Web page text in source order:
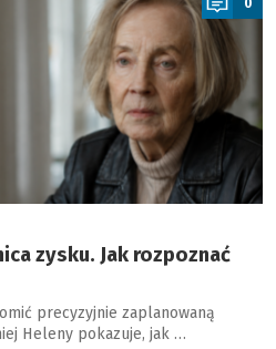
zysku. Jak rozpoznać
precyzyjnie zaplanowaną
Heleny pokazuje, jak …